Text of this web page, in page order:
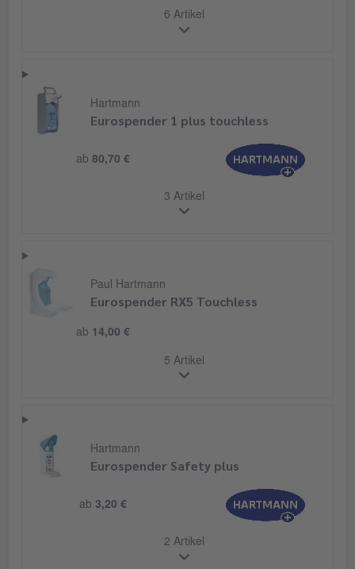
6 Artikel
Hartmann
Eurospender 1 plus touchless
ab 80,70 €
3 Artikel
Paul Hartmann
Eurospender RX5 Touchless
ab 14,00 €
5 Artikel
Hartmann
Eurospender Safety plus
ab 3,20 €
2 Artikel